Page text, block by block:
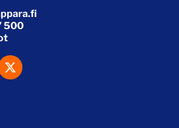
500